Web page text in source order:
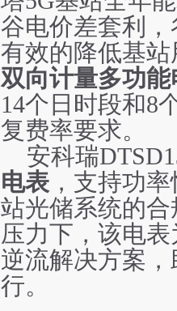
谷电价差套利
有效的降低基站
双向计量多功能
14个日时段和8
复费率要求。
安科瑞
电表，支持功
站光储系统的
压力下，该电
逆流解决方案
行。